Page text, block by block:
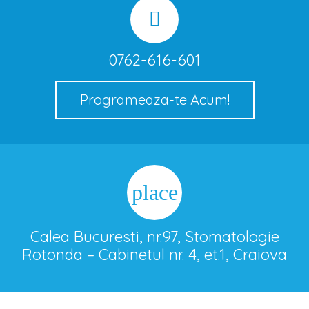
0762-616-601
Programeaza-te Acum!
place
Calea Bucuresti, nr.97, Stomatologie
Rotonda – Cabinetul nr. 4, et.1, Craiova